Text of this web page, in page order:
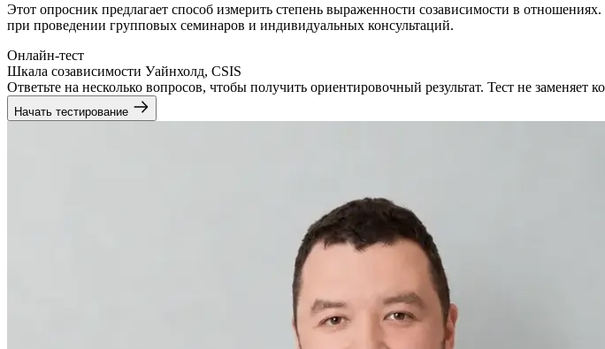
Этот опросник предлагает способ измерить степень выраженности созависимости в
при проведении групповых семинаров и индивидуальных консультаций.
Онлайн-тест
Шкала созависимости Уайнхолд, CSIS
Ответьте на несколько вопросов, чтобы получить ориентировочный результат. Тест не заменяет
Начать тестирование